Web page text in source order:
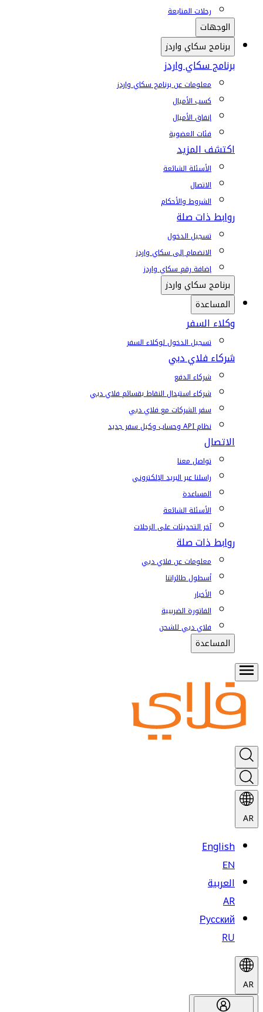
رحلات المتابعة
الوجهات
برنامج سكاي واردز
برنامج سكاي واردز
معلومات عن برنامج سكاي واردز
كسب الأميال
إنفاق الأميال
فئات العضوية
اكتشف المزيد
الأسئلة الشائعة
الاتصال
الشروط والأحكام
روابط ذات صلة
تسجيل الدخول
الانضمام إلى سكاي واردز
إضافة رقم سكاي واردز
برنامج سكاي واردز
المساعدة
وكلاء السفر
تسجيل الدخول لوكلاء السفر
شركاء فلاي دبي
شركاء الدفع
شركاء استبدال النقاط بقسائم فلاي دبي
سفر الشركات مع فلاي دبي
نظام API وحساب وكيل سفر جديد
الاتصال
تواصل معنا
راسلنا عبر البريد الإلكتروني
المساعدة
الأسئلة الشائعة
آخر التحديثات على الرحلات
روابط ذات صلة
معلومات عن فلاي دبي
أسطول طائراتنا
الأخبار
الفاتورة الضريبية
فلاي دبي للشحن
المساعدة
AR
English
EN
العربية
AR
Русский
RU
AR